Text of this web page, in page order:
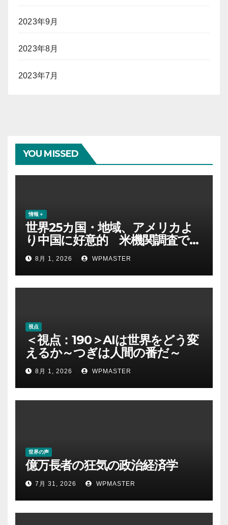
2023年9月
2023年8月
2023年7月
YOU MISSED
情報＋
世界25カ国・地域、アメリカよ
り中国に好意的 米機関調査で初
めて多数派に
8月 1, 2026 WPMASTER
視点
＜視点：190＞AIは世界をどう変
えるか～つぎは人間の番だ～
8月 1, 2026 WPMASTER
世界の声
億万長者の狂気の政治経済学
7月 31, 2026 WPMASTER